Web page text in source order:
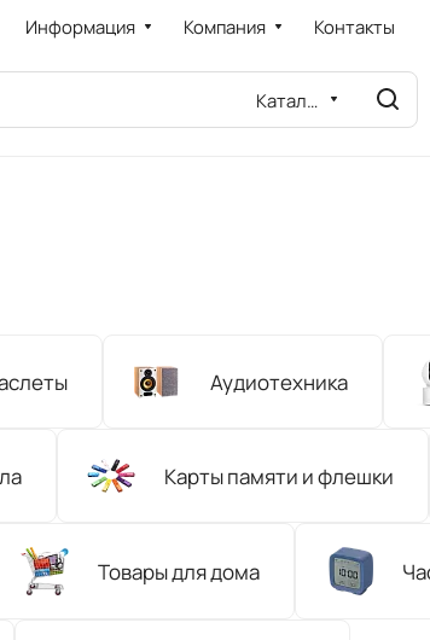
Информация Компания Контакты
Каталог
Аудиотехника
Карты памяти и флешки
Товары для дома